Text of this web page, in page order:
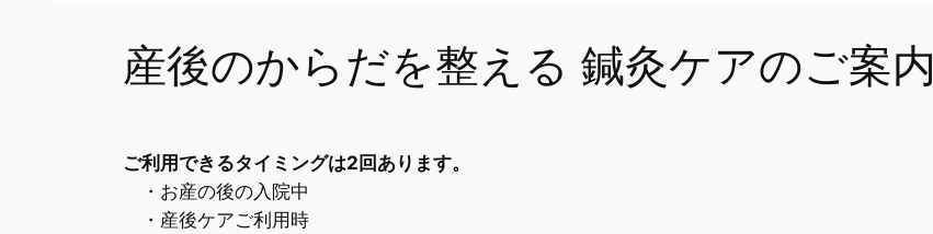
産後のからだを整える 鍼灸ケアのご案内
ご利用できるタイミングは2回あります。
・お産の後の入院中
・産後ケアご利用時